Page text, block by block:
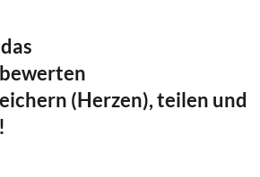
(Herzen), teilen und